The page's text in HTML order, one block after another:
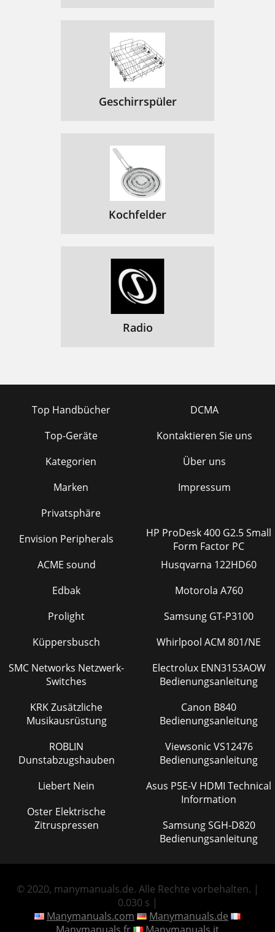
Geschirrspüler
Kochfelder
Radio
Top Handbücher
Top-Geräte
Kategorien
Marken
Privatsphäre
DCMA
Kontaktieren Sie uns
Über uns
Impressum
Envision Peripherals
ACME sound
Edbak
Prolight
Küppersbusch
SMC Networks Netzwerk-
Switches
KRK Zusätzliche
Musikausrüstung
ROBLIN
Dunstabzugshauben
Liebert Nein
Oster Elektrische
Zitruspressen
HP ProDesk 400 G2.5 Small
Form Factor PC
Husqvarna 122HD60
Motorola A760
Samsung GT-P3100
Whirlpool ACM 801/NE
Electrolux ENN3153AOW
Bedienungsanleitung
Canon B840
Bedienungsanleitung
Viewsonic VS12476
Bedienungsanleitung
Asus P5E-V HDMI Technical
Information
Samsung SGH-D820
Bedienungsanleitung
© 2020, manymanuals.de. Alle Rechte vorbehalten. |
0.030 s |
Manymanuals.com
Manymanuals.de